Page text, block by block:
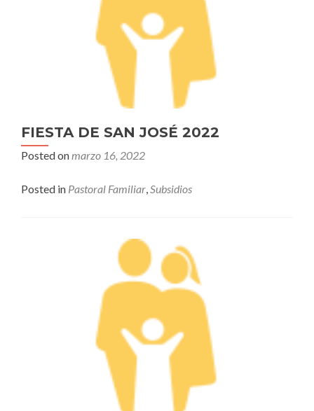
FIESTA DE SAN JOSÉ 2022
Posted onmarzo 16, 2022
Posted in Pastoral Familiar,Subsidios